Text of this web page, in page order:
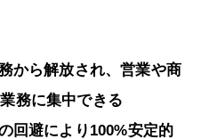
から解放され、営業や商
務に集中できる
回避により100%安定的